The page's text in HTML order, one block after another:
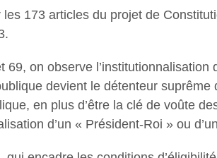
173 articles du projet de
on observe
devient le détenteur
en plus d’être la clé de voûte
d’un « Président-Roi » ou